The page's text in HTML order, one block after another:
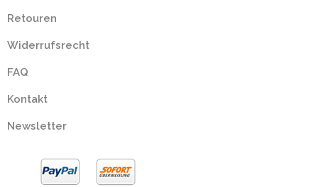
Retouren
Widerrufsrecht
FAQ
Kontakt
Newsletter